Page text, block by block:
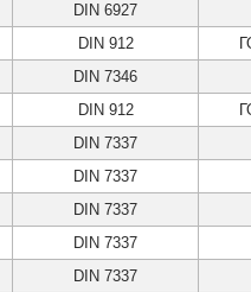
DIN 6927
DIN 912
DIN 7346
DIN 912
DIN 7337
DIN 7337
DIN 7337
DIN 7337
DIN 7337